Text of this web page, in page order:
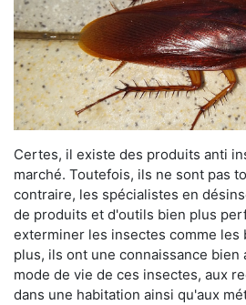
Certes, il existe des produits anti
marché. Toutefois, ils ne sont pas
contraire, les spécialistes en
de produits et d'outils bien plus
exterminer les insectes comme les
plus, ils ont une connaissance bien
mode de vie de ces insectes, aux
dans une habitation ainsi qu'aux